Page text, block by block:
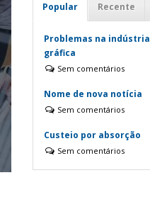
Popular Recente
Problemas na indústria
gráfica
Sem comentários
Nome de nova notícia
Sem comentários
Custeio por absorção
Sem comentários